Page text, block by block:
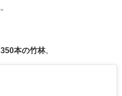
350本の竹林